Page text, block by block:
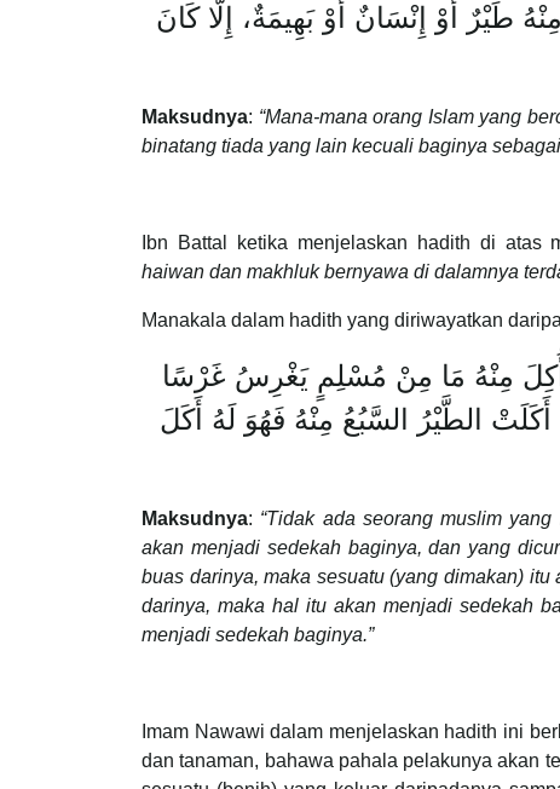
طَيْرٌ أَوْ إِنْسَانٌ أَوْ بَهِيمَةٌ، إِلَّا كَانَ
Maksudnya: “Mana-mana orang Islam yang
binatang tiada yang lain kecuali baginya
Ibn Battal ketika menjelaskan hadith di atas
haiwan dan makhluk bernyawa di dalamnya
Manakala dalam hadith yang diriwayatkan
مَا مِنْ مُسْلِمٍ يَغْرِسُ غَرْسًا‎ ‎إِلَّا كَانَ مَا أُكِلَ مِنْهُ‏‎ ‎لَهُ صَدَقَةً وَمَا سُرِقَ مِنْهُ‏‎ ‎لَهُ صَدَقَةٌ وَمَا
أَكَلَ‏‎ ‎السَّبُعُ مِنْهُ فَهُوَ لَهُ‏‎ ‎صَدَقَةٌ وَمَا أَكَلَتْ الطَّيْرُ‏‎ ‎فَهُوَ لَهُ صَدَقَةٌ وَلَا‎ ‎يَرْزَؤُهُ أَحَدٌ إِلَّا كَانَ‏‎ ‎لَهُ
Maksudnya: “Tidak ada seorang muslim
akan menjadi sedekah baginya, dan yang
buas darinya, maka sesuatu (yang dimakan)
darinya, maka hal itu akan menjadi sedekah
menjadi sedekah baginya.”
Imam Nawawi dalam menjelaskan hadith ini
dan tanaman, bahawa pahala pelakunya akan